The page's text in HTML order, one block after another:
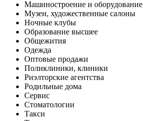
Машиностроение и оборудование
Музеи, художественные салоны
Ночные клубы
Образование высшее
Общежития
Одежда
Оптовые продажи
Поликлиники, клиники
Риэлторские агентства
Родильные дома
Сервис
Стоматологии
Такси